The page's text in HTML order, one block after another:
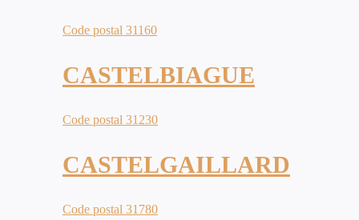
Code postal 31160
CASTELBIAGUE
Code postal 31230
CASTELGAILLARD
Code postal 31780